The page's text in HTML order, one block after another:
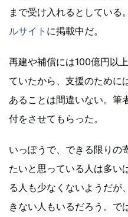
まで受け入れるとしている
ルサイト に掲載中だ。
再建や補償には100億円以
ていたから、支援のために
あることは間違いない。筆
付をさせてもらった。
いっぽうで、できる限りの
たいと思っている人は多い
る人も少なくないようだが
きない人もいるだろう。で